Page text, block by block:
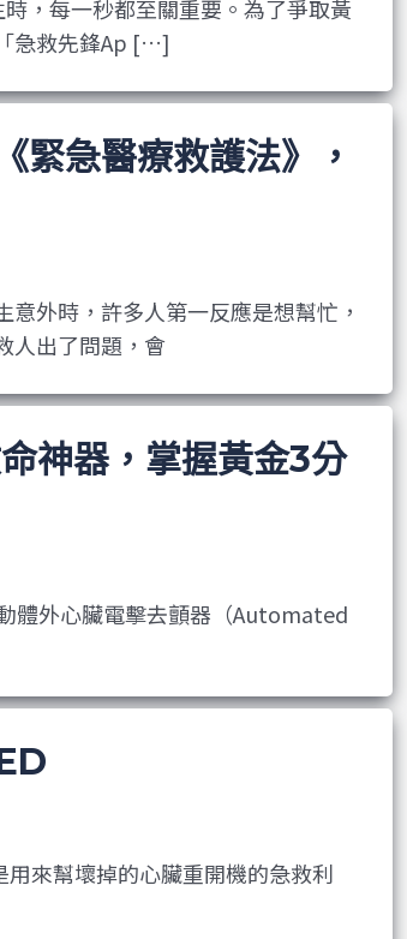
，每一秒都至關重要。為了爭取黃
急救先鋒Ap […]
緊急醫療救護法》，
外時，許多人第一反應是想幫忙，
人出了問題，會
神器，掌握黃金3分
體外心臟電擊去顫器（Automated
來幫壞掉的心臟重開機的急救利